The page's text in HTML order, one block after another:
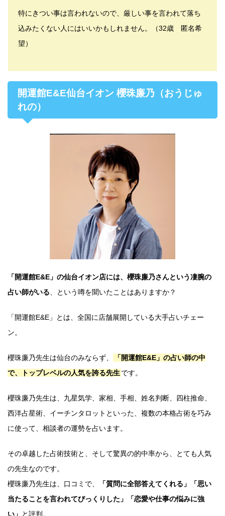
特にきつい事は言われないので、厳しい事を言われて落ち
込みたくない人にはいいかもしれません。（32歳 匿名希
望）
開運館E&E仙台イオン 櫻珠廉乃（おうじゅ
れの）
「開運館E&E」の仙台イオン店には、櫻珠廉乃さんという凄腕の
占い師がいる、という噂を聞いたことはありますか？
「開運館E&E」とは、全国に店舗展開している大手占いチェー
ン。
櫻珠廉乃先生は仙台のみならず、
「開運館E&E」の占い師の中
で、トップレベルの人気を誇る先生です。
櫻珠廉乃先生は、九星気学、家相、手相、姓名判断、四柱推命、
西洋占星術、イーチンタロットといった、複数の本格占術を巧み
に使って、相談者の運勢を占います。
その卓越した占術技術と、そして驚異の的中率から、とても人気
の先生なのです。
櫻珠廉乃先生は、口コミで、
「質問に全部答えてくれる」「思い
当たることを言われてびっくりした」「恋愛や仕事の悩みに強
い」 と評判。